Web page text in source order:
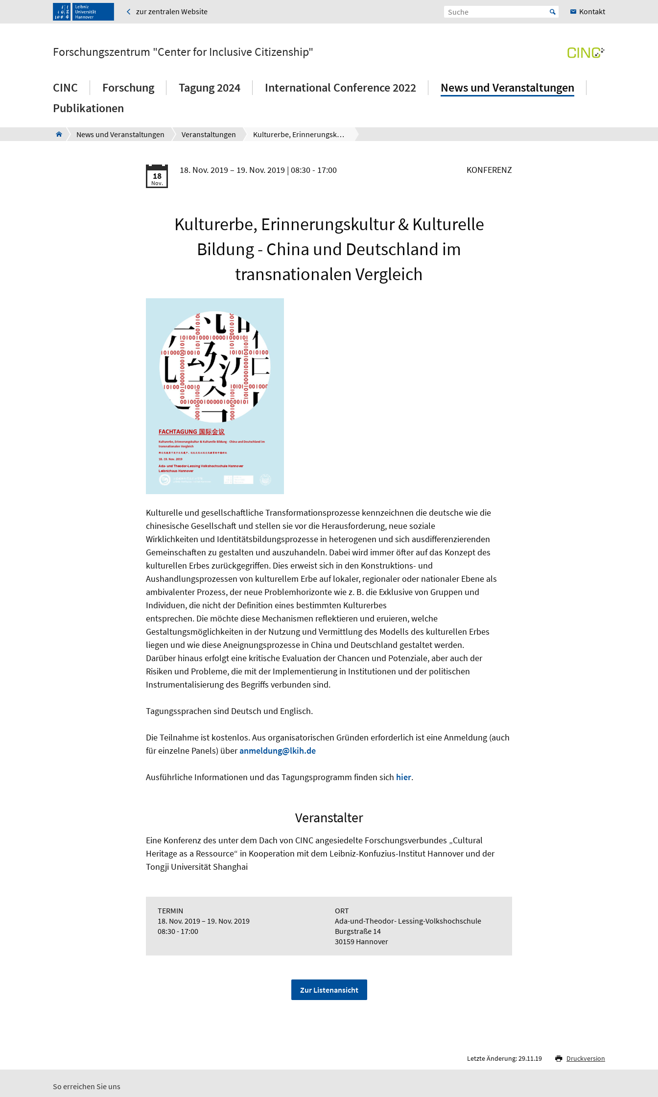
zur zentralen Website Kontakt
Forschungszentrum "Center for Inclusive Citizenship"
CINC Forschung Tagung 2024 International Conference 2022
News und Veranstaltungen
Publikationen
News und Veranstaltungen Veranstaltungen Kulturerbe, Erinnerungskultur & Kulturelle Bildung - China und Deutschland im transnationalen Vergleich
18
Nov.
18. Nov. 2019 19. Nov. 2019 | 08:30 - 17:00 KONFERENZ
Kulturerbe, Erinnerungskultur & Kulturelle
Bildung - China und Deutschland im
transnationalen Vergleich
Kulturelle und gesellschaftliche Transformationsprozesse kennzeichnen die deutsche wie die
chinesische Gesellschaft und stellen sie vor die Herausforderung, neue soziale
Wirklichkeiten und Identitätsbildungsprozesse in heterogenen und sich ausdifferenzierenden
Gemeinschaften zu gestalten und auszuhandeln. Dabei wird immer öfter auf das Konzept des
kulturellen Erbes zurückgegriffen. Dies erweist sich in den Konstruktions- und
Aushandlungsprozessen von kulturellem Erbe auf lokaler, regionaler oder nationaler Ebene als
ambivalenter Prozess, der neue Problemhorizonte wie z. B. die Exklusive von Gruppen und
Individuen, die nicht der Definition eines bestimmten Kulturerbes
entsprechen. Die möchte diese Mechanismen reflektieren und eruieren, welche
Gestaltungsmöglichkeiten in der Nutzung und Vermittlung des Modells des kulturellen Erbes
liegen und wie diese Aneignungsprozesse in China und Deutschland gestaltet werden.
Darüber hinaus erfolgt eine kritische Evaluation der Chancen und Potenziale, aber auch der
Risiken und Probleme, die mit der Implementierung in Institutionen und der politischen
Instrumentalisierung des Begriffs verbunden sind.
Tagungssprachen sind Deutsch und Englisch.
Die Teilnahme ist kostenlos. Aus organisatorischen Gründen erforderlich ist eine Anmeldung (auch
für einzelne Panels) überanmeldung@lkih.de
Ausführliche Informationen und das Tagungsprogramm finden sich hier.
Veranstalter
Eine Konferenz des unter dem Dach von CINC angesiedelte Forschungsverbundes „Cultural
Heritage as a Ressource“ in Kooperation mit dem Leibniz-Konfuzius-Institut Hannover und der
Tongji Universität Shanghai
TERMIN
18. Nov. 2019
19. Nov. 2019
08:30 - 17:00
ORT
Ada-und-Theodor- Lessing-Volkshochschule
Burgstraße 14
30159 Hannover
Zur Listenansicht
Letzte Änderung: 29.11.19 Druckversion
So erreichen Sie uns